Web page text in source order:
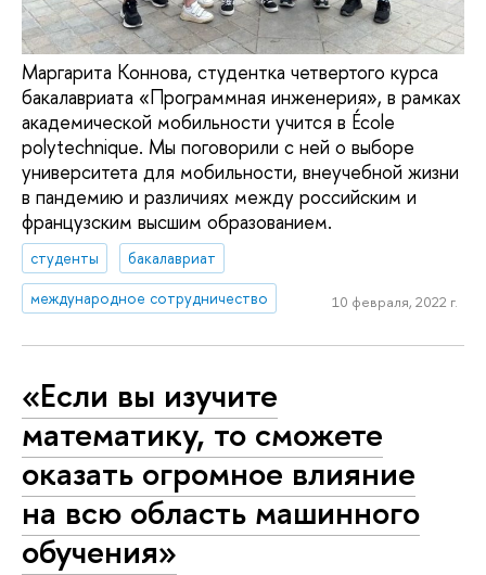
Маргарита Коннова, студентка четвертого курса
бакалавриата «Программная инженерия», в рамках
академической мобильности учится в École
polytechnique. Мы поговорили с ней о выборе
университета для мобильности, внеучебной жизни
в пандемию и различиях между российским и
французским высшим образованием.
студенты
бакалавриат
международное сотрудничество
10 февраля, 2022 г.
«Если вы изучите
математику, то сможете
оказать огромное влияние
на всю область машинного
обучения»